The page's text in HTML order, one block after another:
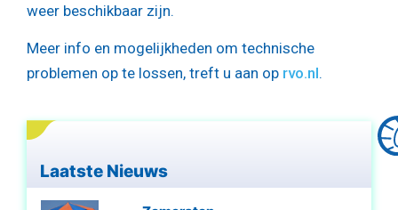
weer beschikbaar zijn.
Meer info en mogelijkheden om technische
problemen op te lossen, treft u aan op rvo.nl.
Laatste Nieuws